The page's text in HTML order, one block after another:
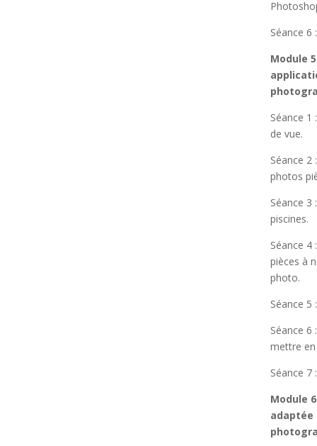
Séance 6
Module
Séance 1
de vue.
Séance 2
photos
Séance 3
piscines.
Séance 4
pièces à
photo.
Séance 5
Séance 6
mettre en
Séance 7
Module
adaptée